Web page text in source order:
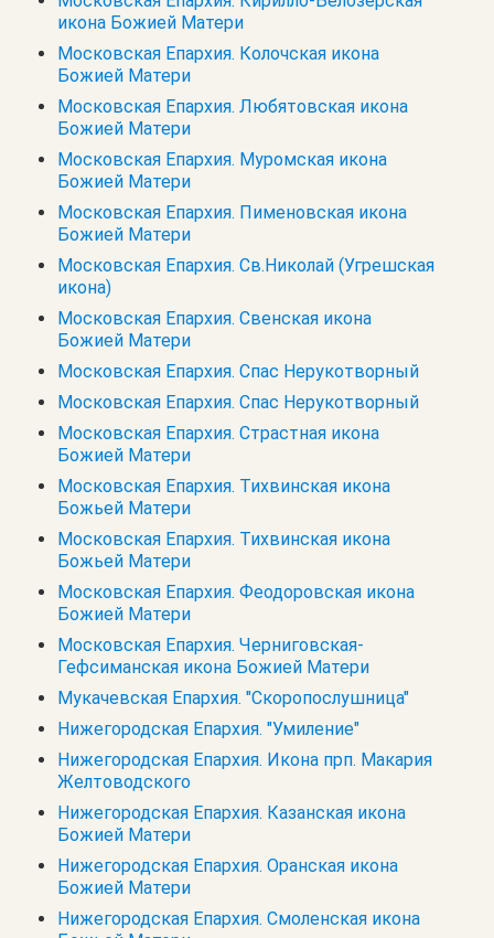
икона Божией Матери
Московская Епархия. Колочская икона
Божией Матери
Московская Епархия. Любятовская икона
Божией Матери
Московская Епархия. Муромская икона
Божией Матери
Московская Епархия. Пименовская икона
Божией Матери
Московская Епархия. Св.Николай (Угрешская
икона)
Московская Епархия. Свенская икона
Божией Матери
Московская Епархия. Спас Нерукотворный
Московская Епархия. Спас Нерукотворный
Московская Епархия. Страстная икона
Божией Матери
Московская Епархия. Тихвинская икона
Божьей Матери
Московская Епархия. Тихвинская икона
Божьей Матери
Московская Епархия. Феодоровская икона
Божией Матери
Московская Епархия. Черниговская-
Гефсиманская икона Божией Матери
Мукачевская Епархия. "Скоропослушница"
Нижегородская Епархия. "Умиление"
Нижегородская Епархия. Икона прп. Макария
Желтоводского
Нижегородская Епархия. Казанская икона
Божией Матери
Нижегородская Епархия. Оранская икона
Божией Матери
Нижегородская Епархия. Смоленская икона